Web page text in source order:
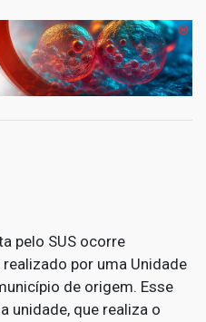
pelo SUS ocorre
por uma Unidade
de origem. Esse
unidade, que realiza o